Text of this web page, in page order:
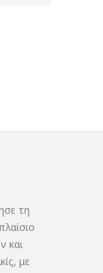
τη
και
με